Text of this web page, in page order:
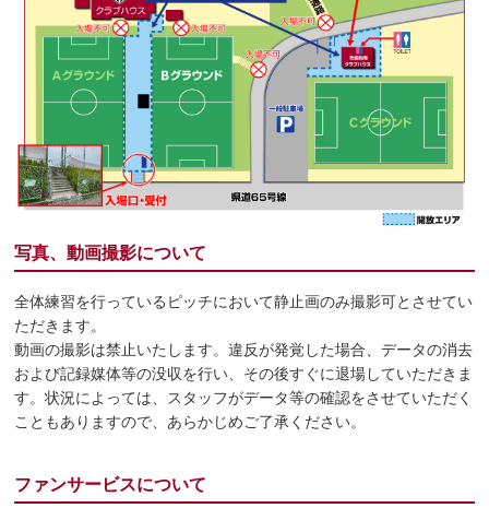
写真、動画撮影について
全体練習を行っているピッチにおいて静止画のみ撮影可とさせてい
ただきます。
動画の撮影は禁止いたします。違反が発覚した場合、データの消去
および記録媒体等の没収を行い、その後すぐに退場していただきま
す。状況によっては、スタッフがデータ等の確認をさせていただく
こともありますので、あらかじめご了承ください。
ファンサービスについて